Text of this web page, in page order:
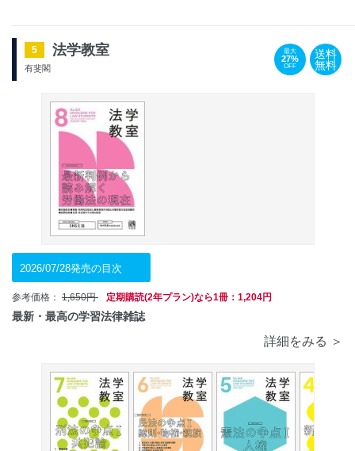
5 法学教室
有斐閣
最大
27%
OFF
送料
無料
2026/07/28発売の目次
参考価格： 1,650円 定期購読(2年プラン)なら1冊：1,204円
最新・最高の学習法律雑誌
詳細をみる ＞